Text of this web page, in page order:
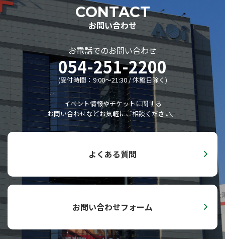
主催事業全記録
委嘱作品リスト
ディスコグラフィー
リンク集
静岡音楽館倶楽部
AOIボランティア
AOIボランティア
ボランティアの活動
子ども音楽館
子ども音楽館
0歳児からのファミリー･コンサート
Hello！AOI／どこでもAOI
CONTACT
お問い合わせ
お電話でのお問い合わせ
054-251-2200
(受付時間：9:00〜21:30 / 休館日除く)
イベント情報やチケットに関する
お問い合わせなどお気軽にご相談ください。
よくある質問
お問い合わせフォーム